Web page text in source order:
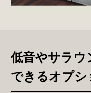
低音やサラウ
できるオプシ